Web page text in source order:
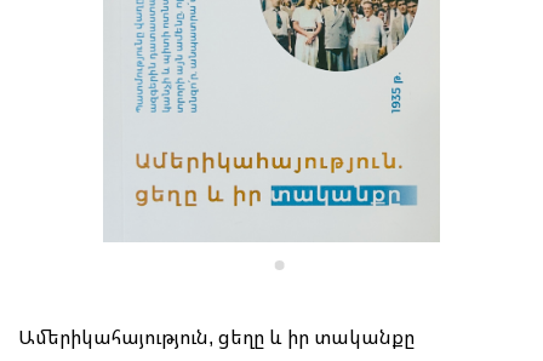
Ամերիկահայություն, ցեղը և իր տականքը